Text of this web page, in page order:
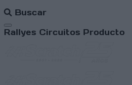
Buscar
Abrir menú
Rallyes Circuitos Producto